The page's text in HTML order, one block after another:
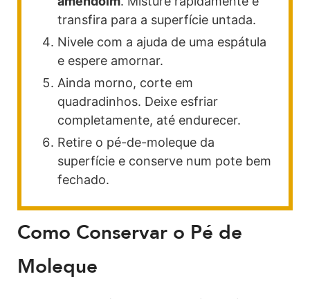
transfira para a superfície untada.
Nivele com a ajuda de uma espátula
e espere amornar.
Ainda morno, corte em
quadradinhos. Deixe esfriar
completamente, até endurecer.
Retire o pé-de-moleque da
superfície e conserve num pote bem
fechado.
Como Conservar o Pé de
Moleque